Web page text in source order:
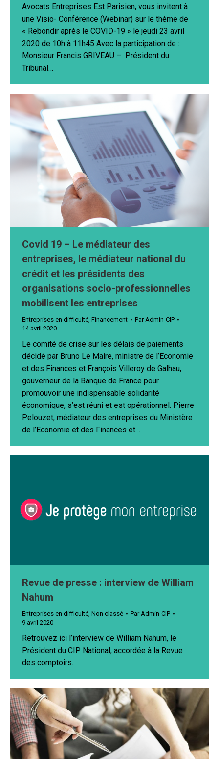
Avocats Entreprises Est Parisien, vous invitent à
une Visio- Conférence (Webinar) sur le thème de
« Rebondir après le COVID-19 » le jeudi 23 avril
2020 de 10h à 11h45 Avec la participation de :
Monsieur Francis GRIVEAU – Président du
Tribunal…
Covid 19 – Le médiateur des
entreprises, le médiateur national du
crédit et les présidents des
organisations socio-professionnelles
mobilisent les entreprises
Entreprises en difficulté Financement Par Admin-CIP
14 avril 2020
Le comité de crise sur les délais de paiements
décidé par Bruno Le Maire, ministre de l’Economie
et des Finances et François Villeroy de Galhau,
gouverneur de la Banque de France pour
promouvoir une indispensable solidarité
économique, s’est réuni et est opérationnel. Pierre
Pelouzet, médiateur des entreprises du Ministère
de l’Economie et des Finances et…
Revue de presse : interview de William
Nahum
Entreprises en difficulté Non classé Par Admin-CIP
9 avril 2020
Retrouvez ici l’interview de William Nahum, le
Président du CIP National, accordée à la Revue
des comptoirs.